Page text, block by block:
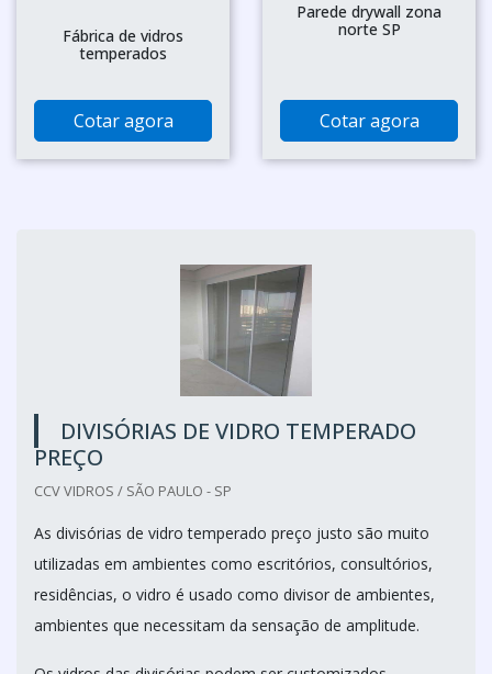
Fábrica de vidros
temperados
Cotar agora
Parede drywall zona
norte SP
Cotar agora
DIVISÓRIAS DE VIDRO TEMPERADO
PREÇO
CCV VIDROS / SÃO PAULO - SP
As divisórias de vidro temperado preço justo são muito
utilizadas em ambientes como escritórios, consultórios,
residências, o vidro é usado como divisor de ambientes,
ambientes que necessitam da sensação de amplitude.